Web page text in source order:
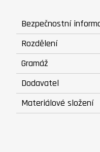
Bezpečnostní
Rozdělení
Gramáž
Dodavatel
Materiálové složení